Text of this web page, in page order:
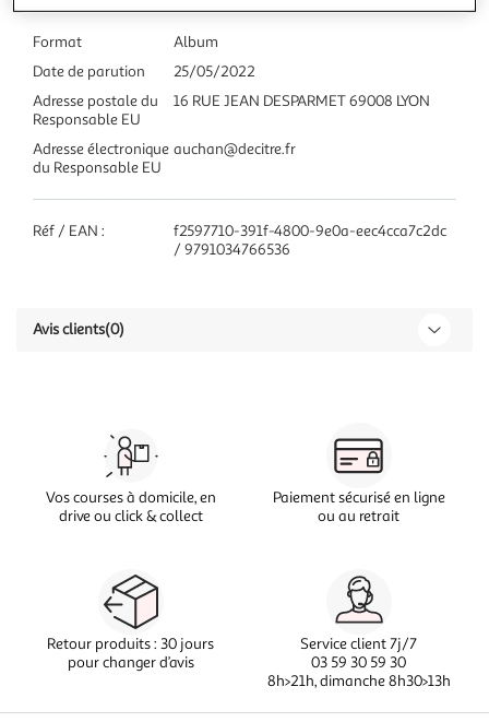
Format
Album
Date de parution
25/05/2022
Adresse postale du
Responsable EU
16 RUE JEAN DESPARMET 69008 LYON
Adresse électronique
du Responsable EU
auchan@decitre.fr
Réf / EAN :
f2597710-391f-4800-9e0a-eec4cca7c2dc
/ 9791034766536
Avis clients(0)
Vos courses à domicile, en
drive ou click & collect
Paiement sécurisé en ligne
ou au retrait
Retour produits : 30 jours
pour changer d’avis
Service client 7j/7
03 59 30 59 30
8h>21h, dimanche 8h30>13h